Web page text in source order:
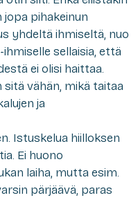
pihakeinun
yhdeltä ihmiseltä, nuo
sellaisia, että
ei olisi haittaa.
vähän, mikä taitaa
ja
Istuskelua hiilloksen
Ei huono
laiha, mutta esim.
pärjäävä, paras